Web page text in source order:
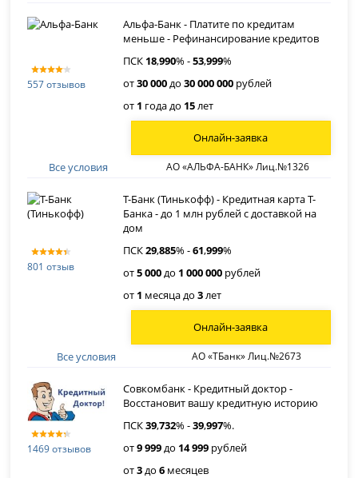
557 отзывов
Альфа-Банк - Платите по кредитам
меньше - Рефинансирование кредитов
ПСК 18,990% -53,999%
от30 000до30 000 000 рублей
от 1 года до 15лет
Все условия АО «АЛЬФА-БАНК» Лиц.№1326
Онлайн-заявка
801 отзыв
Т-Банк (Тинькофф) - Кредитная карта Т-
Банка - до 1 млн рублей с доставкой на
дом
ПСК29,885% -61,999%
от5 000до 1 000 000 рублей
от 1 месяца до3лет
Все условия АО «ТБанк» Лиц.№2673
Онлайн-заявка
1469 отзывов
Совкомбанк - Кредитный доктор -
Восстановит вашу кредитную историю
ПСК39,732% -39,997%.
от9 999до 14 999 рублей
от3до6 месяцев